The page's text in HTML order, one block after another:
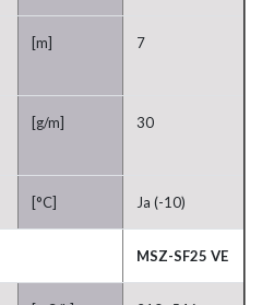
[m] 7
[g/m] 30
[°C] Ja (-10)
MSZ-SF25 VE